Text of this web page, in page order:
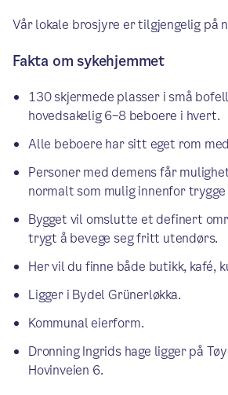
Vår lokale brosjyre er tilgjengelig på
Fakta om sykehjemmet
130 skjermede plasser i små
hovedsakelig 6–8 beboere i hvert.
Alle beboere har sitt eget rom
Personer med demens får
normalt som mulig innenfor trygge
Bygget vil omslutte et definert
trygt å bevege seg fritt utendørs.
Her vil du finne både butikk, kafé,
Ligger i Bydel Grünerløkka.
Kommunal eierform.
Dronning Ingrids hage ligger på
Hovinveien 6.